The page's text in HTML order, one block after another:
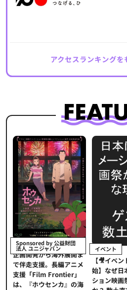
アクセスランキングを
Sponsored by 公益財団
法人 ユニジャパン
企画開発から海外展開ま
で伴走支援。長編アニメ
支援「Film Frontier」
は、『ホウセンカ』の海
イベント
【🎥イベ
始】なぜ日
ション映画